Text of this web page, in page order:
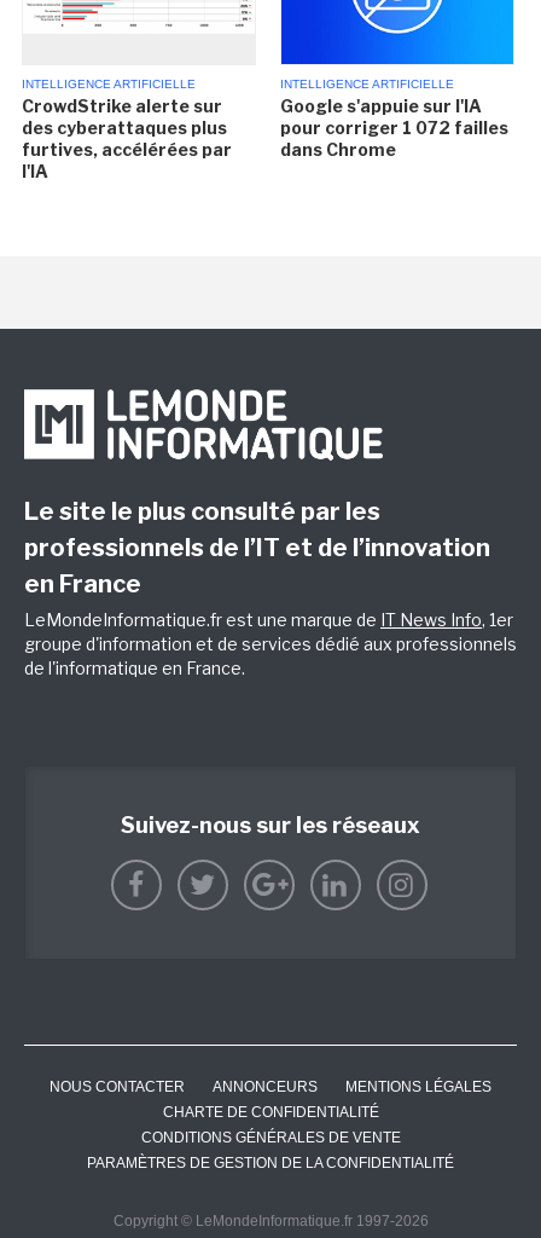
INTELLIGENCE ARTIFICIELLE
CrowdStrike alerte sur
des cyberattaques plus
furtives, accélérées par
l'IA
INTELLIGENCE ARTIFICIELLE
Google s'appuie sur l'IA
pour corriger 1 072 failles
dans Chrome
Le site le plus consulté par les
professionnels de l’IT et de l’innovation
en France
LeMondeInformatique.fr est une marque de IT News Info, 1er
groupe d'information et de services dédié aux professionnels
de l'informatique en France.
Suivez-nous sur les réseaux
NOUS CONTACTER ANNONCEURS
MENTIONS LÉGALES
CHARTE DE CONFIDENTIALITÉ
CONDITIONS GÉNÉRALES DE VENTE
PARAMÈTRES DE GESTION DE LA CONFIDENTIALITÉ
Copyright © LeMondeInformatique.fr 1997-2026